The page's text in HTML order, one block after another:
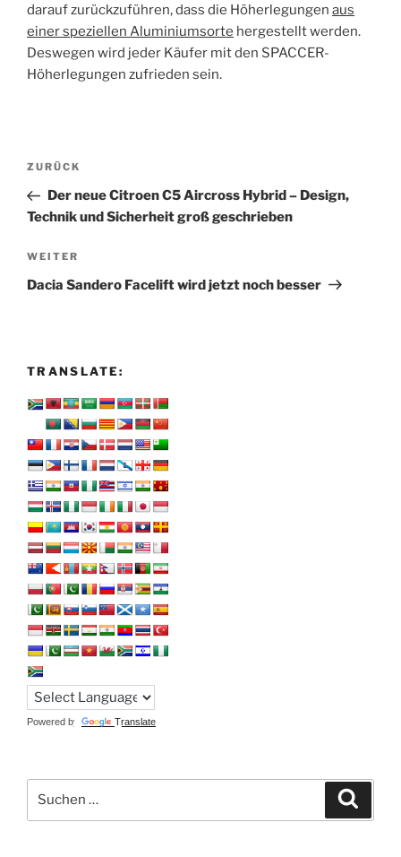
darauf zurückzuführen, dass die Höherlegungen aus
einer speziellen Aluminiumsorte hergestellt werden.
Deswegen wird jeder Käufer mit den SPACCER-
Höherlegungen zufrieden sein.
Beitragsnavigation
Vorheriger
Beitrag
ZURÜCK
Der neue Citroen C5 Aircross Hybrid – Design,
Technik und Sicherheit groß geschrieben
Nächster
Beitrag
WEITER
Dacia Sandero Facelift wird jetzt noch besser
TRANSLATE:
Powered by Translate
nach: